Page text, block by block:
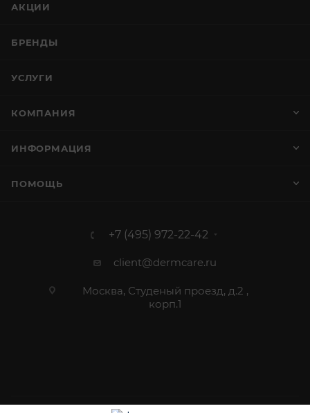
АКЦИИ
БРЕНДЫ
УСЛУГИ
КОМПАНИЯ
ИНФОРМАЦИЯ
ПОМОЩЬ
+7 (495) 972-22-42
client@dermcare.ru
Москва, Студеный проезд, д.2 ,
корп.1